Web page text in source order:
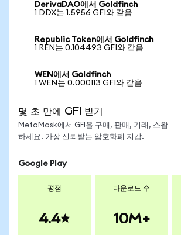
DerivaDAO에서 Goldfinch
1 DDX는 1.5956 GFI와 같음
Republic Token에서 Goldfinch
1 REN는 0.104493 GFI와 같음
WEN에서 Goldfinch
1 WEN는 0.000113 GFI와 같음
몇 초 만에 GFI 받기
MetaMask에서 GFI을 구매, 판매, 거래, 스왑
하세요. 가장 신뢰받는 암호화폐 지갑.
Google Play
평점
4.4
다운로드 수
10M+